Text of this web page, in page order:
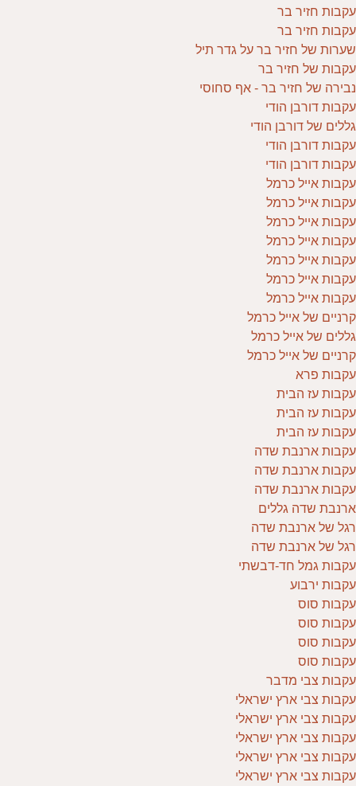
עקבות חזיר בר
עקבות חזיר בר
שערות של חזיר בר על גדר תיל
עקבות של חזיר בר
נבירה של חזיר בר - אף סחוסי
עקבות דורבן הודי
גללים של דורבן הודי
עקבות דורבן הודי
עקבות דורבן הודי
עקבות אייל כרמל
עקבות אייל כרמל
עקבות אייל כרמל
עקבות אייל כרמל
עקבות אייל כרמל
עקבות אייל כרמל
עקבות אייל כרמל
קרניים של אייל כרמל
גללים של אייל כרמל
קרניים של אייל כרמל
עקבות פרא
עקבות עז הבית
עקבות עז הבית
עקבות עז הבית
עקבות ארנבת שדה
עקבות ארנבת שדה
עקבות ארנבת שדה
ארנבת שדה גללים
רגל של ארנבת שדה
רגל של ארנבת שדה
עקבות גמל חד-דבשתי
עקבות ירבוע
עקבות סוס
עקבות סוס
עקבות סוס
עקבות סוס
עקבות צבי מדבר
עקבות צבי ארץ ישראלי
עקבות צבי ארץ ישראלי
עקבות צבי ארץ ישראלי
עקבות צבי ארץ ישראלי
עקבות צבי ארץ ישראלי